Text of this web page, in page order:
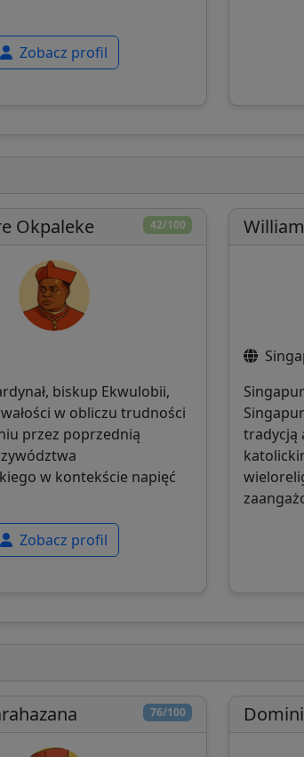
Zobacz profil
42/100
Okpaleke
biskup Ekwulobii,
w obliczu trudności
przez poprzednią
w kontekście napięć
Zobacz profil
tradycją
76/100